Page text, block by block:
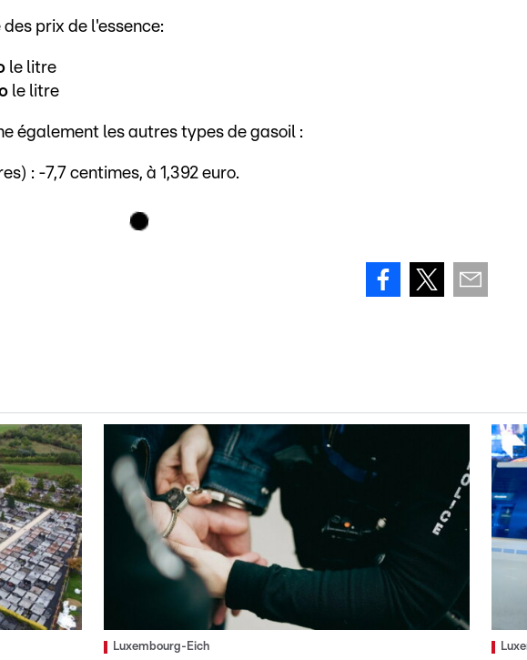
prix de l'essence:
le litre
le litre
également les autres types de gasoil :
: -7,7 centimes, à 1,392 euro.
Luxembourg-Eich